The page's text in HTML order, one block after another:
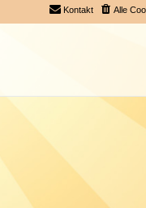
Alle
Kontakt